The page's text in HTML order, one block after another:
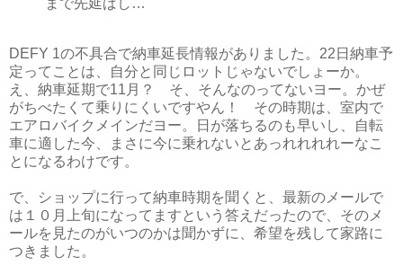
まで先延ばし…
DEFY 1の不具合で納車延長情報がありました。22日納車予
定ってことは、自分と同じロットじゃないでしょーか。
え、納車延期で11月？ そ、そんなのってないヨー。かぜ
がちべたくて乗りにくいですやん！ その時期は、室内で
エアロバイクメインだヨー。日が落ちるのも早いし、自転
車に適した今、まさに今に乗れないとあっれれれれーなこ
とになるわけです。
で、ショップに行って納車時期を聞くと、最新のメールで
は１０月上旬になってますという答えだったので、そのメ
ールを見たのがいつのかは聞かずに、希望を残して家路に
つきました。